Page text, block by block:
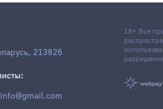
213826
18+ Все